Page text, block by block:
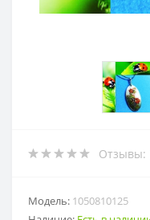
Отзывы:
Модель: 1050810125